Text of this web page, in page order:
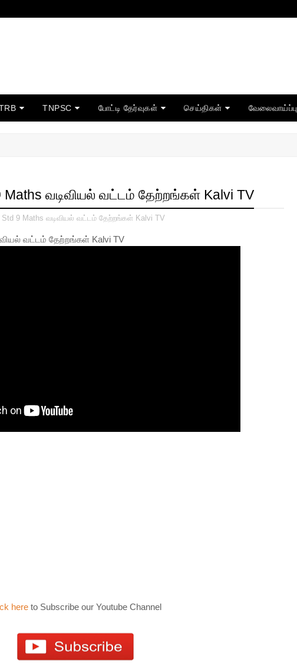
TNPSC போட்டி தேர்வுகள் செய்திகள் வேலைவாய்ப்பு
Maths வடிவியல் வட்டம் தேற்றங்கள் Kalvi TV
Std 9 Maths வடிவியல் வட்டம் தேற்றங்கள் Kalvi TV
வட்டம் தேற்றங்கள் Kalvi TV
here to Subscribe our Youtube Channel